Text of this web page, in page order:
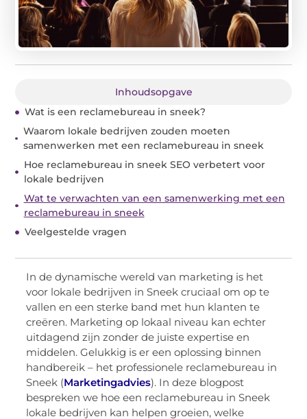
Inhoudsopgave
Wat is een reclamebureau in sneek?
Waarom lokale bedrijven zouden moeten
samenwerken met een reclamebureau in sneek
Hoe reclamebureau in sneek SEO verbetert voor
lokale bedrijven
Wat te verwachten van een samenwerking met een
reclamebureau in sneek
Veelgestelde vragen
In de dynamische wereld van marketing is het
voor lokale bedrijven in Sneek cruciaal om op te
vallen en een sterke band met hun klanten te
creëren. Marketing op lokaal niveau kan echter
uitdagend zijn zonder de juiste expertise en
middelen. Gelukkig is er een oplossing binnen
handbereik – het professionele reclamebureau in
Sneek (Marketingadvies). In deze blogpost
bespreken we hoe een reclamebureau in Sneek
lokale bedrijven kan helpen groeien, welke